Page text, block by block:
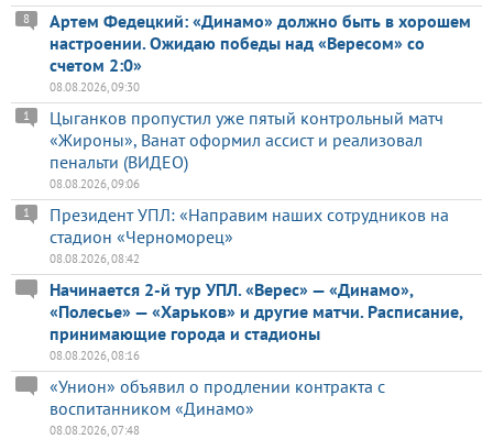
Артем Федецкий: «Динамо» должно быть в хорошем
настроении. Ожидаю победы над «Вересом» со
счетом 2:0»
8
08.08.2026, 09:30
Цыганков пропустил уже пятый контрольный матч
«Жироны», Ванат оформил ассист и реализовал
пенальти (ВИДЕО)
1
08.08.2026, 09:06
Президент УПЛ: «Направим наших сотрудников на
стадион «Черноморец»
1
08.08.2026, 08:42
Начинается 2-й тур УПЛ. «Верес» — «Динамо»,
«Полесье» — «Харьков» и другие матчи. Расписание,
принимающие города и стадионы
08.08.2026, 08:16
«Унион» объявил о продлении контракта с
воспитанником «Динамо»
08.08.2026, 07:48